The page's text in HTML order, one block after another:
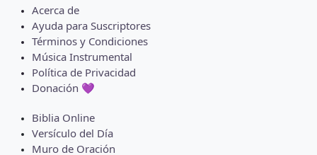
Acerca de
Ayuda para Suscriptores
Términos y Condiciones
Música Instrumental
Política de Privacidad
Donación 💜
Biblia Online
Versículo del Día
Muro de Oración